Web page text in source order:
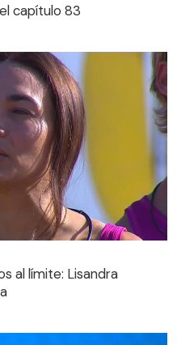
capítulo 83
al límite: Lisandra